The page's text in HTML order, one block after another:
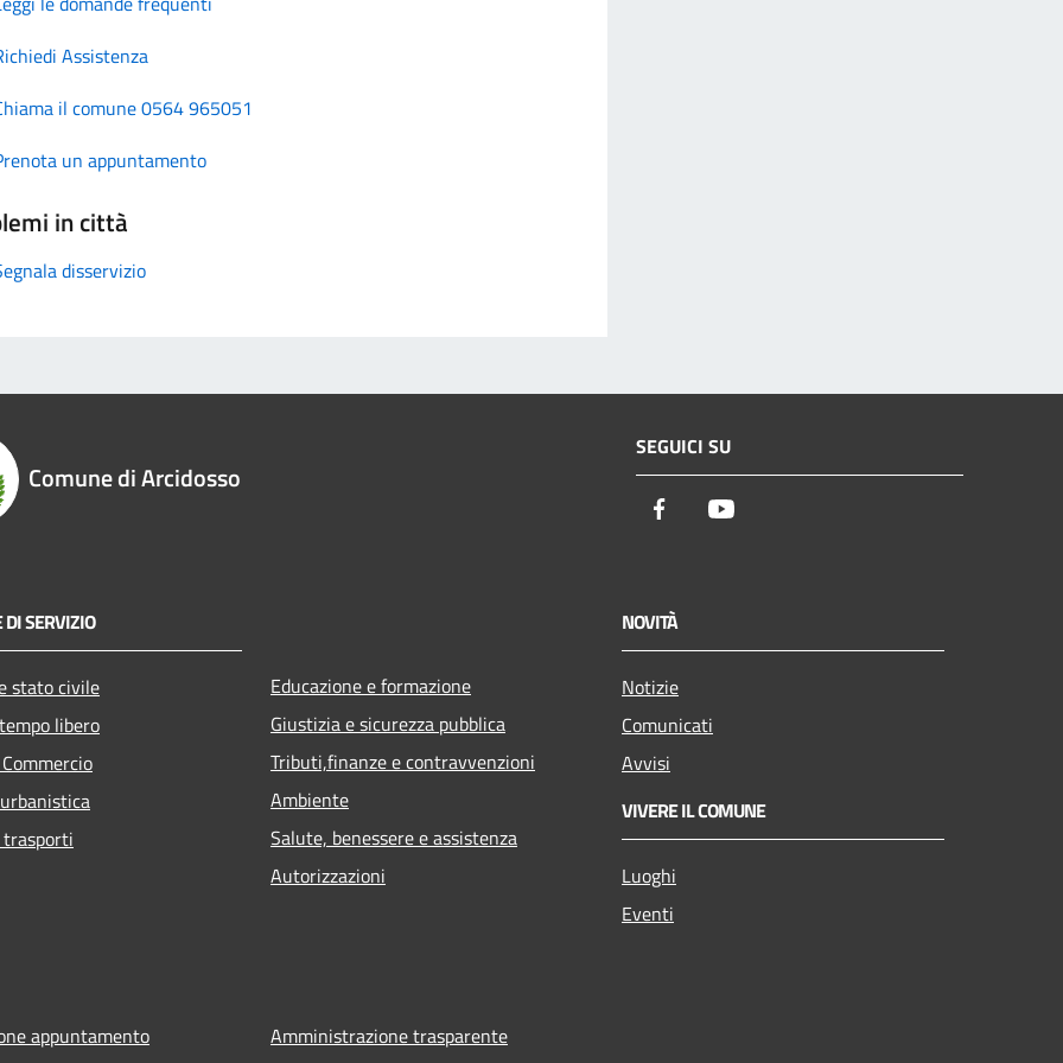
Assistenza
il comune 0564 965051
un appuntamento
in città
disservizio
Comune di Arcidosso
SEGUICI SU
Facebook
DI SERVIZIO
stato civile
libero
Educazione e formazione
Giustizia e sicurezza pubblica
Tributi,finanze e contravvenzioni
Ambiente
Salute, benessere e assistenza
Autorizzazioni
NOVITÀ
Notizie
Comunicati
Avvisi
VIVERE IL COMUNE
Luoghi
Eventi
appuntamento
Amministrazione trasparente